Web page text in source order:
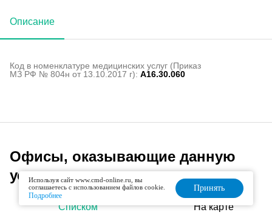
Описание
Код в номенклатуре медицинских услуг (Приказ
МЗ РФ № 804н от 13.10.2017 г): A16.30.060
Офисы, оказывающие данную
услугу
Списком На карте
Используя сайт www.cmd-online.ru, вы
соглашаетесь с использованием файлов cookie.
Подробнее
Принять